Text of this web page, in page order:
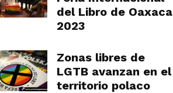
del Libro de Oaxaca
2023
Zonas libres de
LGTB avanzan en el
territorio polaco